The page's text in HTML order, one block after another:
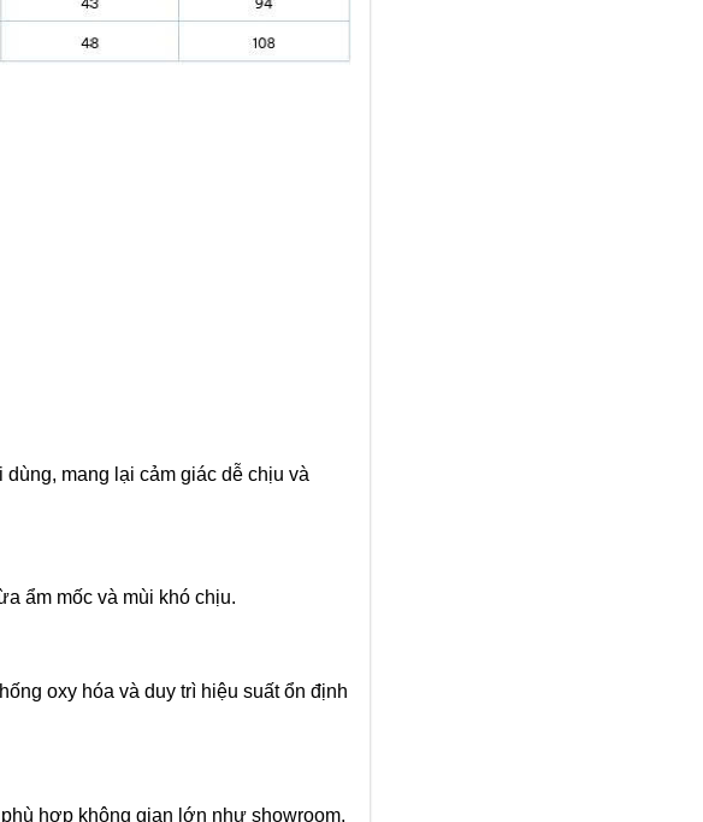
mang lại cảm giác dễ chịu và
ẩm mốc và mùi khó chịu.
oxy hóa và duy trì hiệu suất ổn định
hợp không gian lớn như showroom,